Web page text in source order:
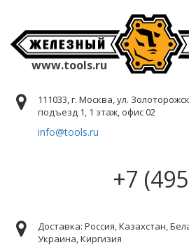
www.tools.ru
111033, г. Москва, ул.
подъезд 1, 1 этаж, офис 02
info@tools.ru
+7
Доставка: Россия, Казахстан,
Украина, Киргизия